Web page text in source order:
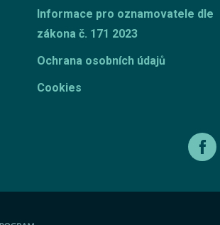
Informace pro oznamovatele dle
zákona č. 171 2023
Ochrana osobních údajů
Cookies